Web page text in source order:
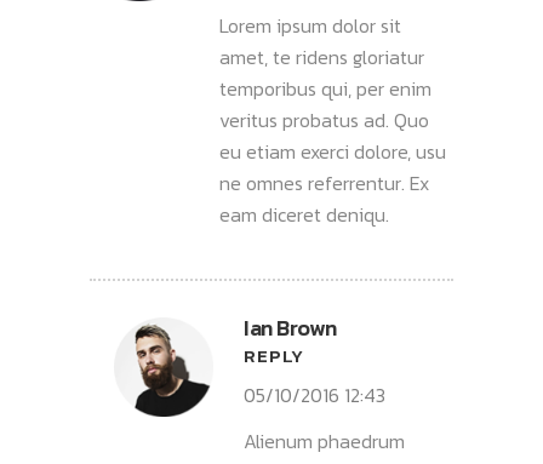
Lorem ipsum dolor sit
amet, te ridens gloriatur
temporibus qui, per enim
veritus probatus ad. Quo
eu etiam exerci dolore, usu
ne omnes referrentur. Ex
eam diceret deniqu.
Ian Brown
REPLY
05/10/2016 12:43
Alienum phaedrum